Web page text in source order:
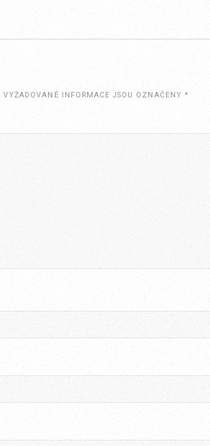
VYŽADOVANÉ INFORMACE JSOU OZNAČENY *